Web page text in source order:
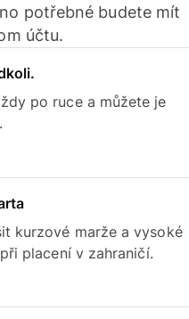
potřebné budete mít
účtu.
po ruce a můžete je
kurzové marže a vysoké
placení v zahraničí.